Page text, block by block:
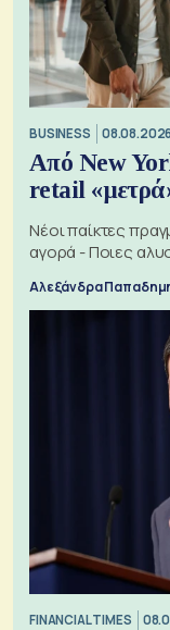
BUSINESS
Από New
retail
Νέοι παίκτες
αγορά - Ποιες
Αλεξάνδρα
FINANCIAL TIMES